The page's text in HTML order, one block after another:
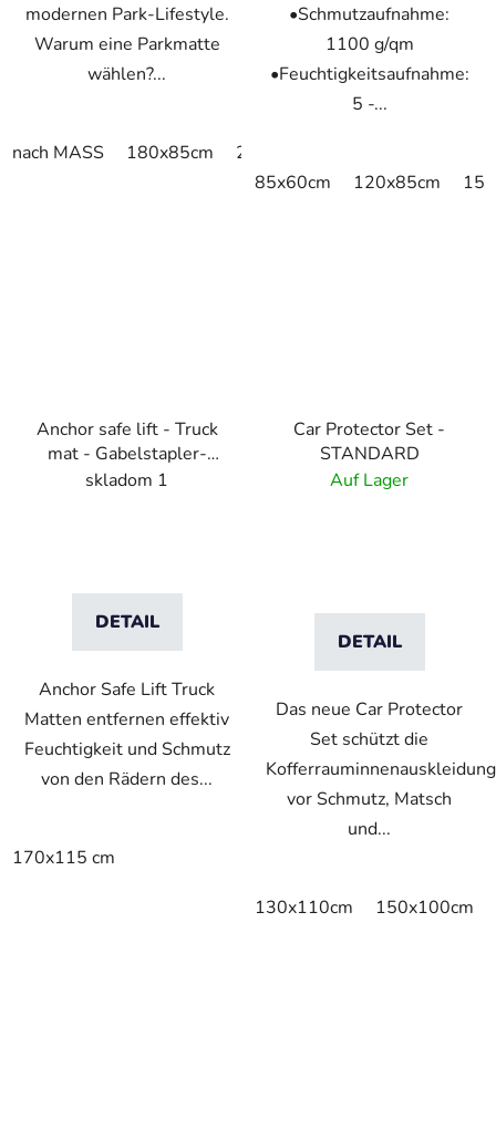
modernen Park-Lifestyle.
Warum eine Parkmatte
wählen?...
nach MASS 180x85cm 200x85cm
•Schmutzaufnahme:
1100 g/qm
•Feuchtigkeitsaufnahme:
5 -...
85x60cm 120x85cm
Anchor safe lift - Truck
mat - Gabelstapler-
Schmutzfangmatte
skladom 1
DETAIL
Anchor Safe Lift Truck
Matten entfernen effektiv
Feuchtigkeit und Schmutz
von den Rädern des...
170x115 cm
Car Protector Set -
STANDARD
Auf Lager
DETAIL
Das neue Car Protector
Set schützt die
Kofferrauminnenauskleidung
vor Schmutz, Matsch
und...
130x110cm 150x100cm